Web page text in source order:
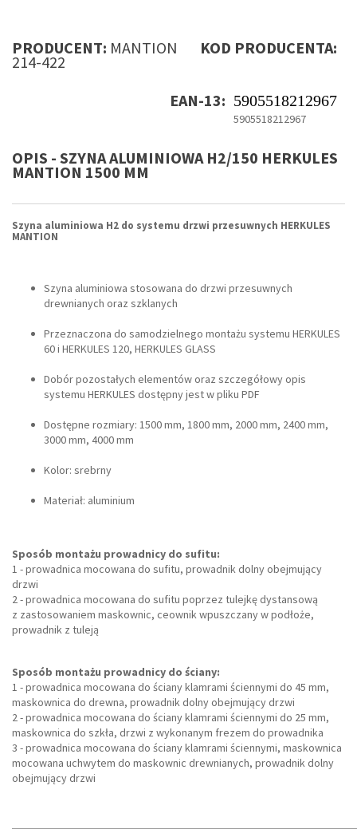
PRODUCENT: MANTION KOD PRODUCENTA:
214-422
EAN-13: 5905518212967
5905518212967
OPIS - SZYNA ALUMINIOWA H2/150 HERKULES
MANTION 1500 MM
Szyna aluminiowa H2 do systemu drzwi przesuwnych HERKULES
MANTION
Szyna aluminiowa stosowana do drzwi przesuwnych
drewnianych oraz szklanych
Przeznaczona do samodzielnego montażu systemu HERKULES
60 i HERKULES 120, HERKULES GLASS
Dobór pozostałych elementów oraz szczegółowy opis
systemu HERKULES dostępny jest w pliku PDF
Dostępne rozmiary: 1500 mm, 1800 mm, 2000 mm, 2400 mm,
3000 mm, 4000 mm
Kolor: srebrny
Materiał: aluminium
Sposób montażu prowadnicy do sufitu:
1 - prowadnica mocowana do sufitu, prowadnik dolny obejmujący
drzwi
2 - prowadnica mocowana do sufitu poprzez tulejkę dystansową
z zastosowaniem maskownic, ceownik wpuszczany w podłoże,
prowadnik z tuleją
Sposób montażu prowadnicy do ściany:
1 - prowadnica mocowana do ściany klamrami ściennymi do 45 mm,
maskownica do drewna, prowadnik dolny obejmujący drzwi
2 - prowadnica mocowana do ściany klamrami ściennymi do 25 mm,
maskownica do szkła, drzwi z wykonanym frezem do prowadnika
3 - prowadnica mocowana do ściany klamrami ściennymi, maskownica
mocowana uchwytem do maskownic drewnianych, prowadnik dolny
obejmujący drzwi